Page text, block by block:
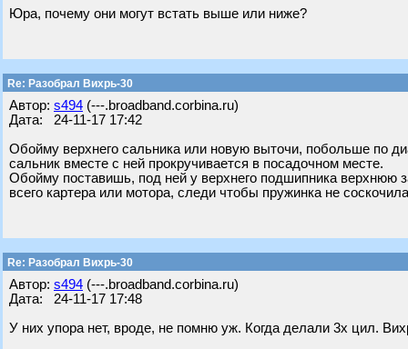
Юра, почему они могут встать выше или ниже?
Re: Разобрал Вихрь-30
Автор: s494 (---.broadband.corbina.ru)
Дата: 24-11-17 17:42
Обойму верхнего сальника или новую выточи, побольше по
сальник вместе с ней прокручивается в посадочном месте.
Обойму поставишь, под ней у верхнего подшипника
всего картера или мотора, следи чтобы пружинка не
Re: Разобрал Вихрь-30
Автор: s494 (---.broadband.corbina.ru)
Дата: 24-11-17 17:48
У них упора нет, вроде, не помню уж. Когда делали 3х цил.